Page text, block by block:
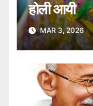
होली आयी
MAR 3, 2026